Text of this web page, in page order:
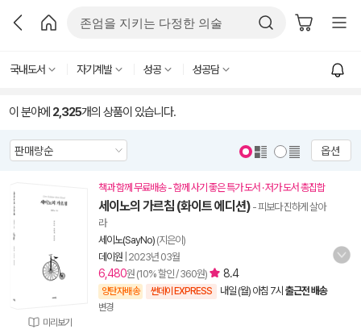
국내도서 자기계발 성공 성공담
이 분야에 2,325개의 상품이 있습니다.
옵션
미리보기
책과 함께 무료배송 - 함께 사기 좋은 특가 도서 · 저가 도서 총집합
세이노의 가르침 (화이트 에디션) - 피보다 진하게 살아
라
세이노(SayNo) (지은이)
데이원 2023년 03월
6,480원 (10% 할인 / 360원) 8.4
양탄자배송 썬데이 EXPRESS 내일 (월) 아침 7시 출근전 배송
변경